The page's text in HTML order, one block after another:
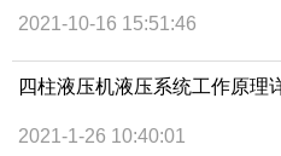
2021-10-16 15:51:46
四柱液压机液压系统工作原理
2021-1-26 10:40:01